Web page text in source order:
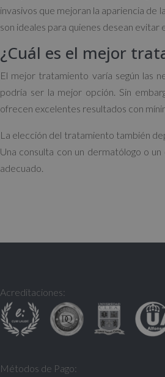
invasivos que mejoran la apariencia de
son ideales para quienes desean evitar
¿Cuál es el mejor
El mejor tratamiento varía según las
podría ser la mejor opción. Sin
ofrecen excelentes resultados con
La elección del tratamiento también
Una consulta con un dermatólogo o
adecuado.
Acreditaciones:
Métodos de Pago: